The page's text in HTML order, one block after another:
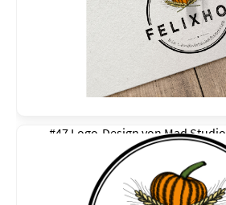
#47 Logo-Design vonMad Studio